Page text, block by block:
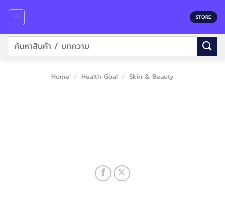
content
STORE
Search
Home / Health Goal / Skin & Beauty